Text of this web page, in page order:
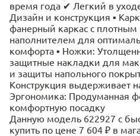
время года ✔ Легкий в
Дизайн и конструкция ▪
фанерный каркас с
наполнителем для
комфорта ▪ Ножки:
защитные накладки для
и защиты напольного
Конструкция выдерживает
Эргономика: Продуманная
комфортную посадку
Данную модель 622927 с
купить по цене 7 604 ₽ в